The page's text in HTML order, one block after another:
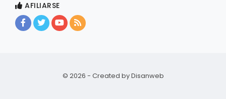
AFILIARSE
© 2026 - Created byDisanweb